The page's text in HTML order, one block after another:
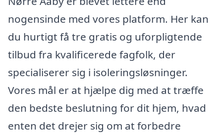
nogensinde med vores platform. Her kan
du hurtigt få tre gratis og uforpligtende
tilbud fra kvalificerede fagfolk, der
specialiserer sig i isoleringsløsninger.
Vores mål er at hjælpe dig med at træffe
den bedste beslutning for dit hjem, hvad
enten det drejer sig om at forbedre